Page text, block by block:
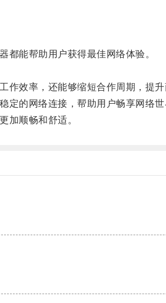
能帮助用户获得最佳网络体验。
效率，还能够缩短合作周期，提升
的网络连接，帮助用户畅享网络世
顺畅和舒适。